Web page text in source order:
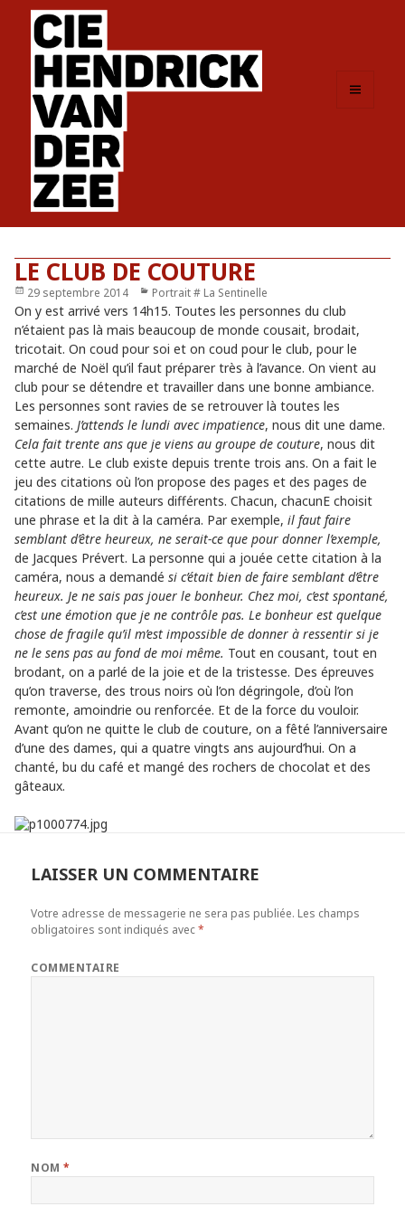
LE CLUB DE COUTURE
Publié
le
29 septembre 2014 Catégories
Portrait # La Sentinelle
On y est arrivé vers 14h15. Toutes les personnes du club
n’étaient pas là mais beaucoup de monde cousait, brodait,
tricotait. On coud pour soi et on coud pour le club, pour le
marché de Noël qu’il faut préparer très à l’avance. On vient au
club pour se détendre et travailler dans une bonne ambiance.
Les personnes sont ravies de se retrouver là toutes les
semaines. J’attends le lundi avec impatience, nous dit une dame.
Cela fait trente ans que je viens au groupe de couture, nous dit
cette autre. Le club existe depuis trente trois ans. On a fait le
jeu des citations où l’on propose des pages et des pages de
citations de mille auteurs différents. Chacun, chacunE choisit
une phrase et la dit à la caméra. Par exemple, il faut faire
semblant d’être heureux, ne serait-ce que pour donner l’exemple,
de Jacques Prévert. La personne qui a jouée cette citation à la
caméra, nous a demandé si c’était bien de faire semblant d’être
heureux. Je ne sais pas jouer le bonheur. Chez moi, c’est spontané,
c’est une émotion que je ne contrôle pas. Le bonheur est quelque
chose de fragile qu’il m’est impossible de donner à ressentir si je
ne le sens pas au fond de moi même. Tout en cousant, tout en
brodant, on a parlé de la joie et de la tristesse. Des épreuves
qu’on traverse, des trous noirs où l’on dégringole, d’où l’on
remonte, amoindrie ou renforcée. Et de la force du vouloir.
Avant qu’on ne quitte le club de couture, on a fêté l’anniversaire
d’une des dames, qui a quatre vingts ans aujourd’hui. On a
chanté, bu du café et mangé des rochers de chocolat et des
gâteaux.
LAISSER UN COMMENTAIRE
Votre adresse de messagerie ne sera pas publiée. Les champs
obligatoires sont indiqués avec*
COMMENTAIRE
NOM*